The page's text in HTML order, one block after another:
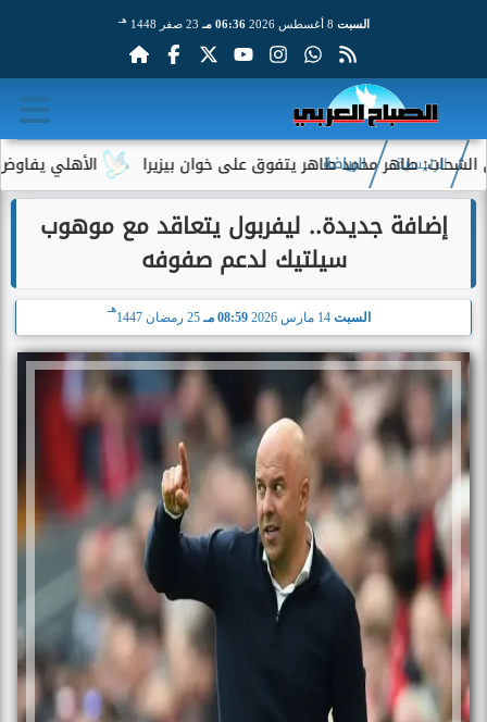
السبت 06:36 مـ 23 صفر 1448 هـ
الأهلي يفاوض أحمد عبد محمد طاهر يتفوق على خوان بيزيرا
الرئيسية الرياضة
إضافة جديدة.. ليفربول يتعاقد مع موهوب
سيلتيك لدعم صفوفه
السبت 08:59 مـ 25 رمضان 1447
هـ